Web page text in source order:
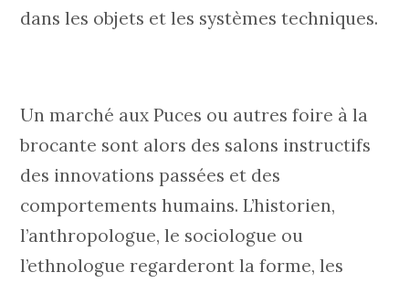
dans les objets et les systèmes techniques.
Un marché aux Puces ou autres foire à la
brocante sont alors des salons instructifs
des innovations passées et des
comportements humains. L’historien,
l’anthropologue, le sociologue ou
l’ethnologue regarderont la forme, les